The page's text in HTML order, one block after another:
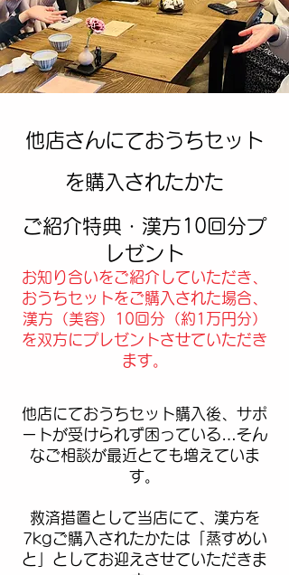
他店さんにておうちセット
を購入されたかた
ご紹介特典・漢方10回分プ
レゼント
​お知り合いをご紹介していただき、
おうちセットをご購入された場合、
漢方（美容）10回分（約1万円分）
を双方にプレゼントさせていただき
ます。
他店にておうちセット購入後、サポ
ートが受けられず困っている…そん
なご相談が最近とても増えていま
す。
救済措置として当店にて、漢方を
7kgご購入されたかたは「蒸すめい
と」としてお迎えさせていただきま